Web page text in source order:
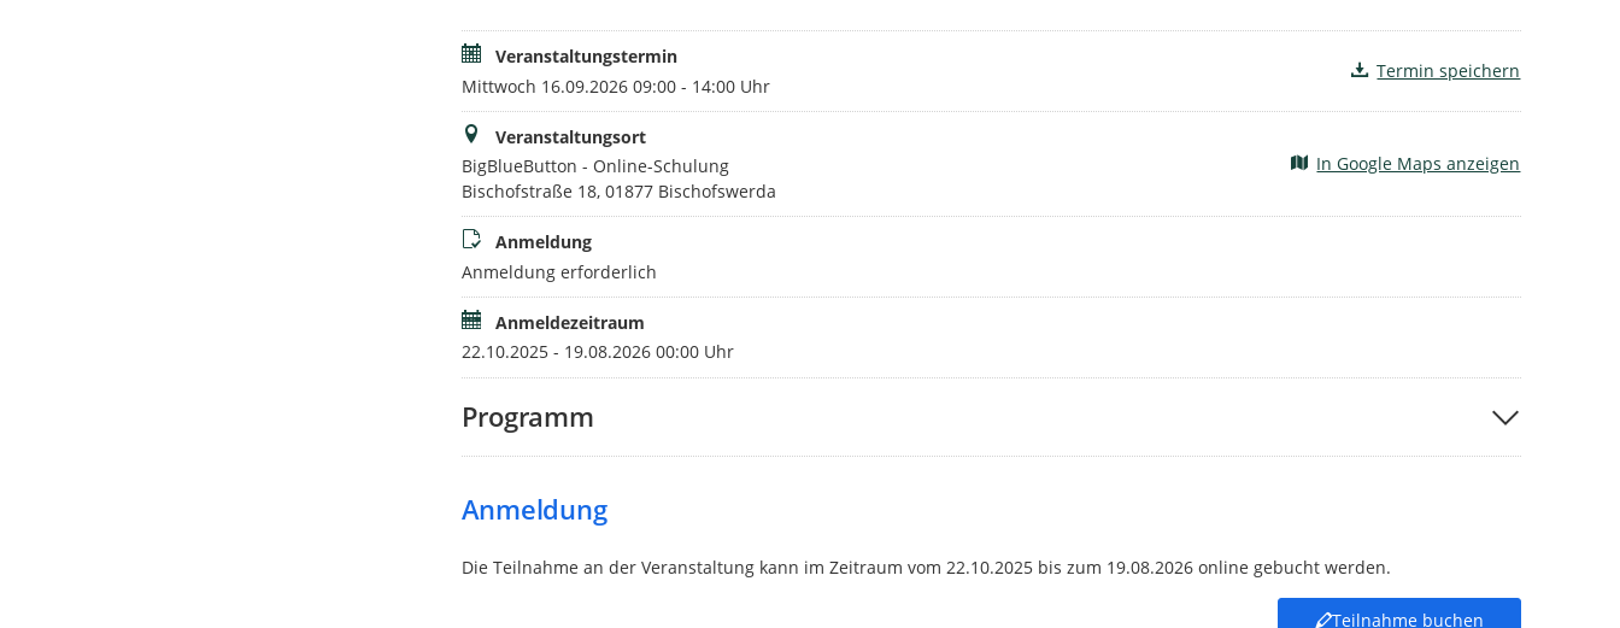
Veranstaltungstermin
Mittwoch 16.09.2026 09:00 - 14:00 Uhr
Termin speichern
Veranstaltungsort
BigBlueButton - Online-Schulung
Bischofstraße 18, 01877 Bischofswerda
In Google Maps anzeigen
Anmeldung
Anmeldung erforderlich
Anmeldezeitraum
22.10.2025 - 19.08.2026 00:00 Uhr
Programm
Anmeldung
Die Teilnahme an der Veranstaltung kann im Zeitraum vom 22.10.2025 bis zum 19.08.2026 online gebucht werden.
Teilnahme buchen